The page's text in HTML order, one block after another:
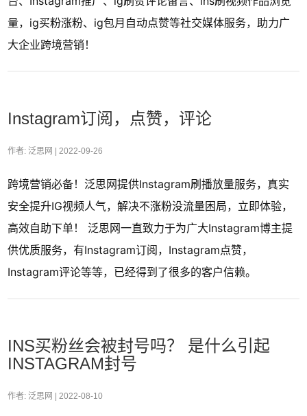
量，ig买粉涨粉、ig包月自动点赞等社交媒体服务，助力广
大企业跨境营销！
Instagram订阅，点赞，评论
作者: 泛思网 | 2022-09-26
跨境营销必备！泛思网提供Instagram刷播放量服务，真实
安全提升IG视频人气，解决不涨粉没流量困局，立即体验，
高效自助下单！ 泛思网一直致力于为广大Instagram博主提
供优质服务，有Instagram订阅，Instagram点赞，
Instagram评论等等，已经得到了很多的客户信赖。
INS买粉丝会被封号吗？ 是什么引起
INSTAGRAM封号
作者: 泛思网 | 2022-08-10